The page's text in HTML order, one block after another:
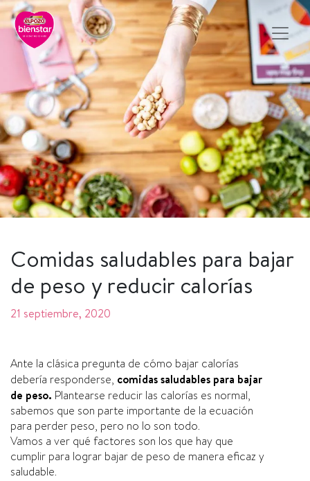
Comidas saludables para bajar
de peso y reducir calorías
21 septiembre, 2020
Ante la clásica pregunta de cómo bajar calorías
debería responderse, comidas saludables para bajar
de peso. Plantearse reducir las calorías es normal,
sabemos que son parte importante de la ecuación
para perder peso, pero no lo son todo.
Vamos a ver qué factores son los que hay que
cumplir para lograr bajar de peso de manera eficaz y
saludable.